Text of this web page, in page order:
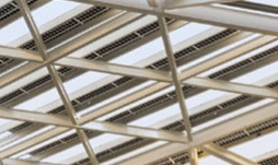
前年同期から 78% 増
期から 16% 増、前年同期か
終了した第 4 四半期の売上高